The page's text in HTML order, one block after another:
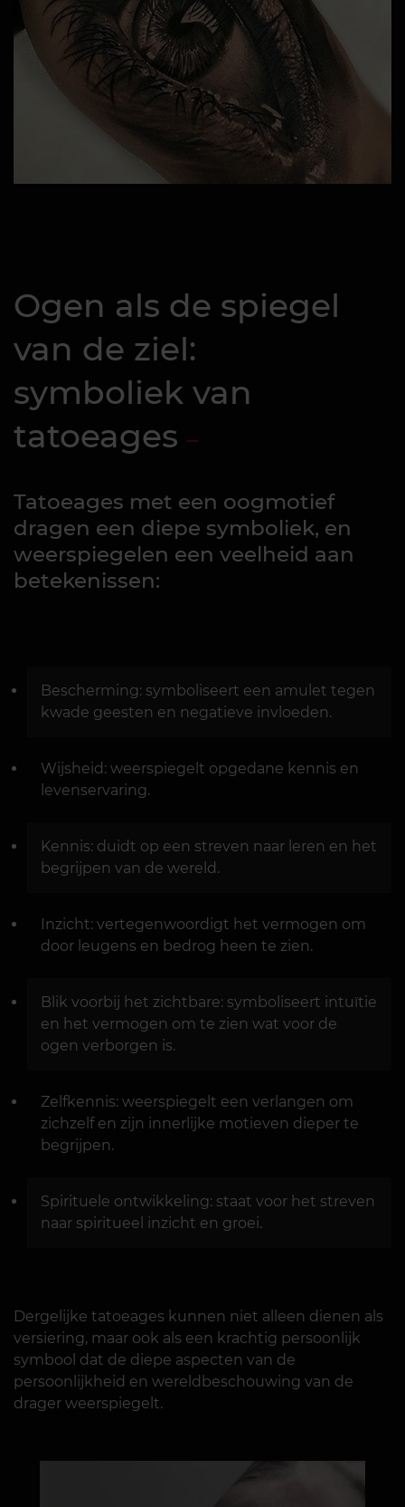
Ogen als de spiegel
van de ziel:
symboliek van
tatoeages
Tatoeages met een oogmotief
dragen een diepe symboliek, en
weerspiegelen een veelheid aan
betekenissen:
Bescherming: symboliseert een amulet tegen
kwade geesten en negatieve invloeden.
Wijsheid: weerspiegelt opgedane kennis en
levenservaring.
Kennis: duidt op een streven naar leren en het
begrijpen van de wereld.
Inzicht: vertegenwoordigt het vermogen om
door leugens en bedrog heen te zien.
Blik voorbij het zichtbare: symboliseert intuïtie
en het vermogen om te zien wat voor de
ogen verborgen is.
Zelfkennis: weerspiegelt een verlangen om
zichzelf en zijn innerlijke motieven dieper te
begrijpen.
Spirituele ontwikkeling: staat voor het streven
naar spiritueel inzicht en groei.
Dergelijke tatoeages kunnen niet alleen dienen als
versiering, maar ook als een krachtig persoonlijk
symbool dat de diepe aspecten van de
persoonlijkheid en wereldbeschouwing van de
drager weerspiegelt.